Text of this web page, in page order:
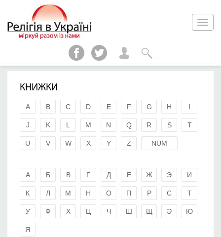
КНИЖКИ
A B C D E F G H I
J K L M N Q R S T
U V W X Y Z NUM
А Б В Г Д Е Ж Э И
К Л М Н О П Р С Т
У Ф Х Ц Ч Ш Щ Э Ю
Я